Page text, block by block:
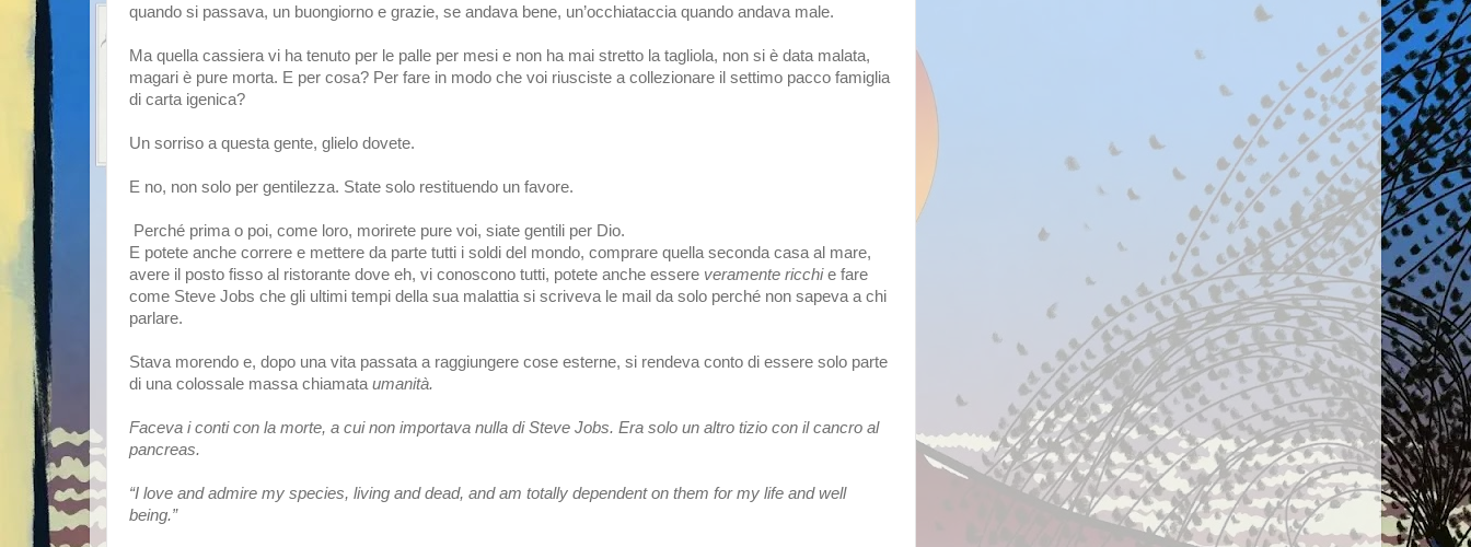
quando si passava, un buongiorno e grazie, se andava bene, un’occhiataccia quando andava male.
Ma quella cassiera vi ha tenuto per le palle per mesi e non ha mai stretto la tagliola, non si è data malata,
magari è pure morta. E per cosa? Per fare in modo che voi riusciste a collezionare il settimo pacco famiglia
di carta igenica?
Un sorriso a questa gente, glielo dovete.
E no, non solo per gentilezza. State solo restituendo un favore.
Perché prima o poi, come loro, morirete pure voi, siate gentili per Dio.
E potete anche correre e mettere da parte tutti i soldi del mondo, comprare quella seconda casa al mare,
avere il posto fisso al ristorante dove eh, vi conoscono tutti, potete anche essere veramente ricchi e fare
come Steve Jobs che gli ultimi tempi della sua malattia si scriveva le mail da solo perché non sapeva a chi
parlare.
Stava morendo e, dopo una vita passata a raggiungere cose esterne, si rendeva conto di essere solo parte
di una colossale massa chiamata umanità.
Faceva i conti con la morte, a cui non importava nulla di Steve Jobs. Era solo un altro tizio con il cancro al
pancreas.
“I love and admire my species, living and dead, and am totally dependent on them for my life and well
being.”